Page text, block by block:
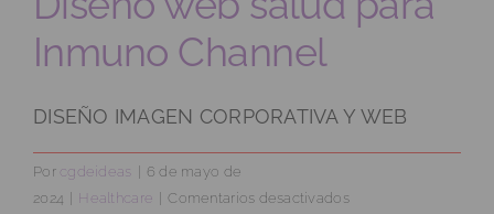
Inmuno Channel
DISEÑO IMAGEN CORPORATIVA Y WEB
Por cgdeideas
6 de mayo de
2024
Healthcare Comentarios desactivadosen